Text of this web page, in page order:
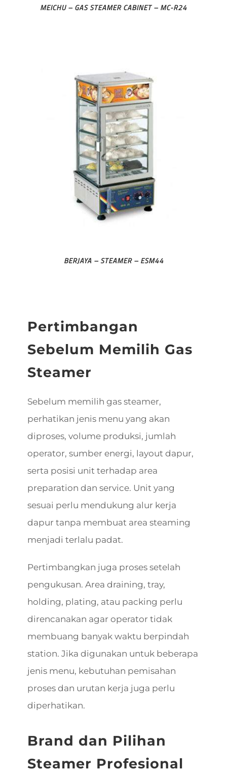
MEICHU – GAS STEAMER CABINET – MC-R24
BERJAYA – STEAMER – ESM44
Pertimbangan
Sebelum Memilih Gas
Steamer
Sebelum memilih gas steamer,
perhatikan jenis menu yang akan
diproses, volume produksi, jumlah
operator, sumber energi, layout dapur,
serta posisi unit terhadap area
preparation dan service. Unit yang
sesuai perlu mendukung alur kerja
dapur tanpa membuat area steaming
menjadi terlalu padat.
Pertimbangkan juga proses setelah
pengukusan. Area draining, tray,
holding, plating, atau packing perlu
direncanakan agar operator tidak
membuang banyak waktu berpindah
station. Jika digunakan untuk beberapa
jenis menu, kebutuhan pemisahan
proses dan urutan kerja juga perlu
diperhatikan.
Brand dan Pilihan
Steamer Profesional